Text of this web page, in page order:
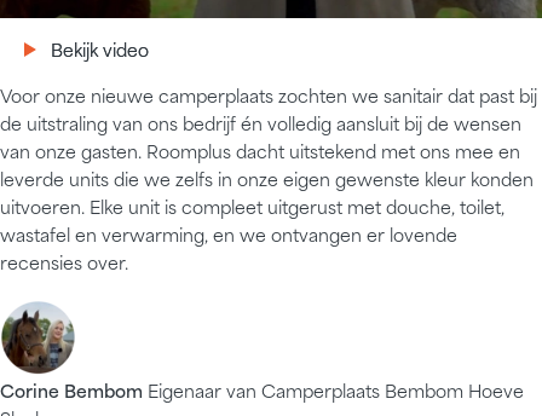
Bekijk video
Bekijk video
Voor onze nieuwe camperplaats zochten we sanitair dat past bij
de uitstraling van ons bedrijf én volledig aansluit bij de wensen
van onze gasten. Roomplus dacht uitstekend met ons mee en
leverde units die we zelfs in onze eigen gewenste kleur konden
uitvoeren. Elke unit is compleet uitgerust met douche, toilet,
wastafel en verwarming, en we ontvangen er lovende
recensies over.
Corine Bembom Eigenaar van Camperplaats Bembom Hoeve